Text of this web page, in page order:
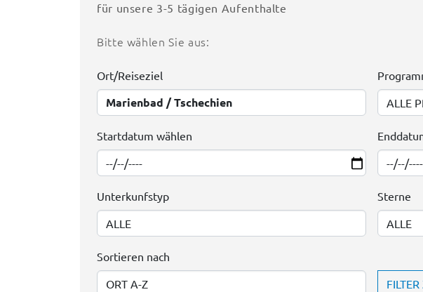
für unsere 3-5 tägigen Aufenthalte
Bitte wählen Sie aus:
Ort/Reiseziel
Startdatum wählen
Unterkunfstyp Sterne
Sortieren nach